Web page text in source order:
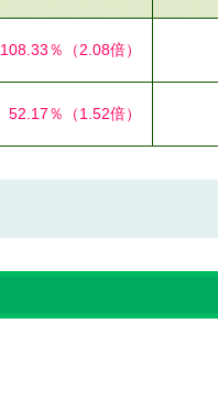
108.33％ （2.08倍）
52.17％ （1.52倍）